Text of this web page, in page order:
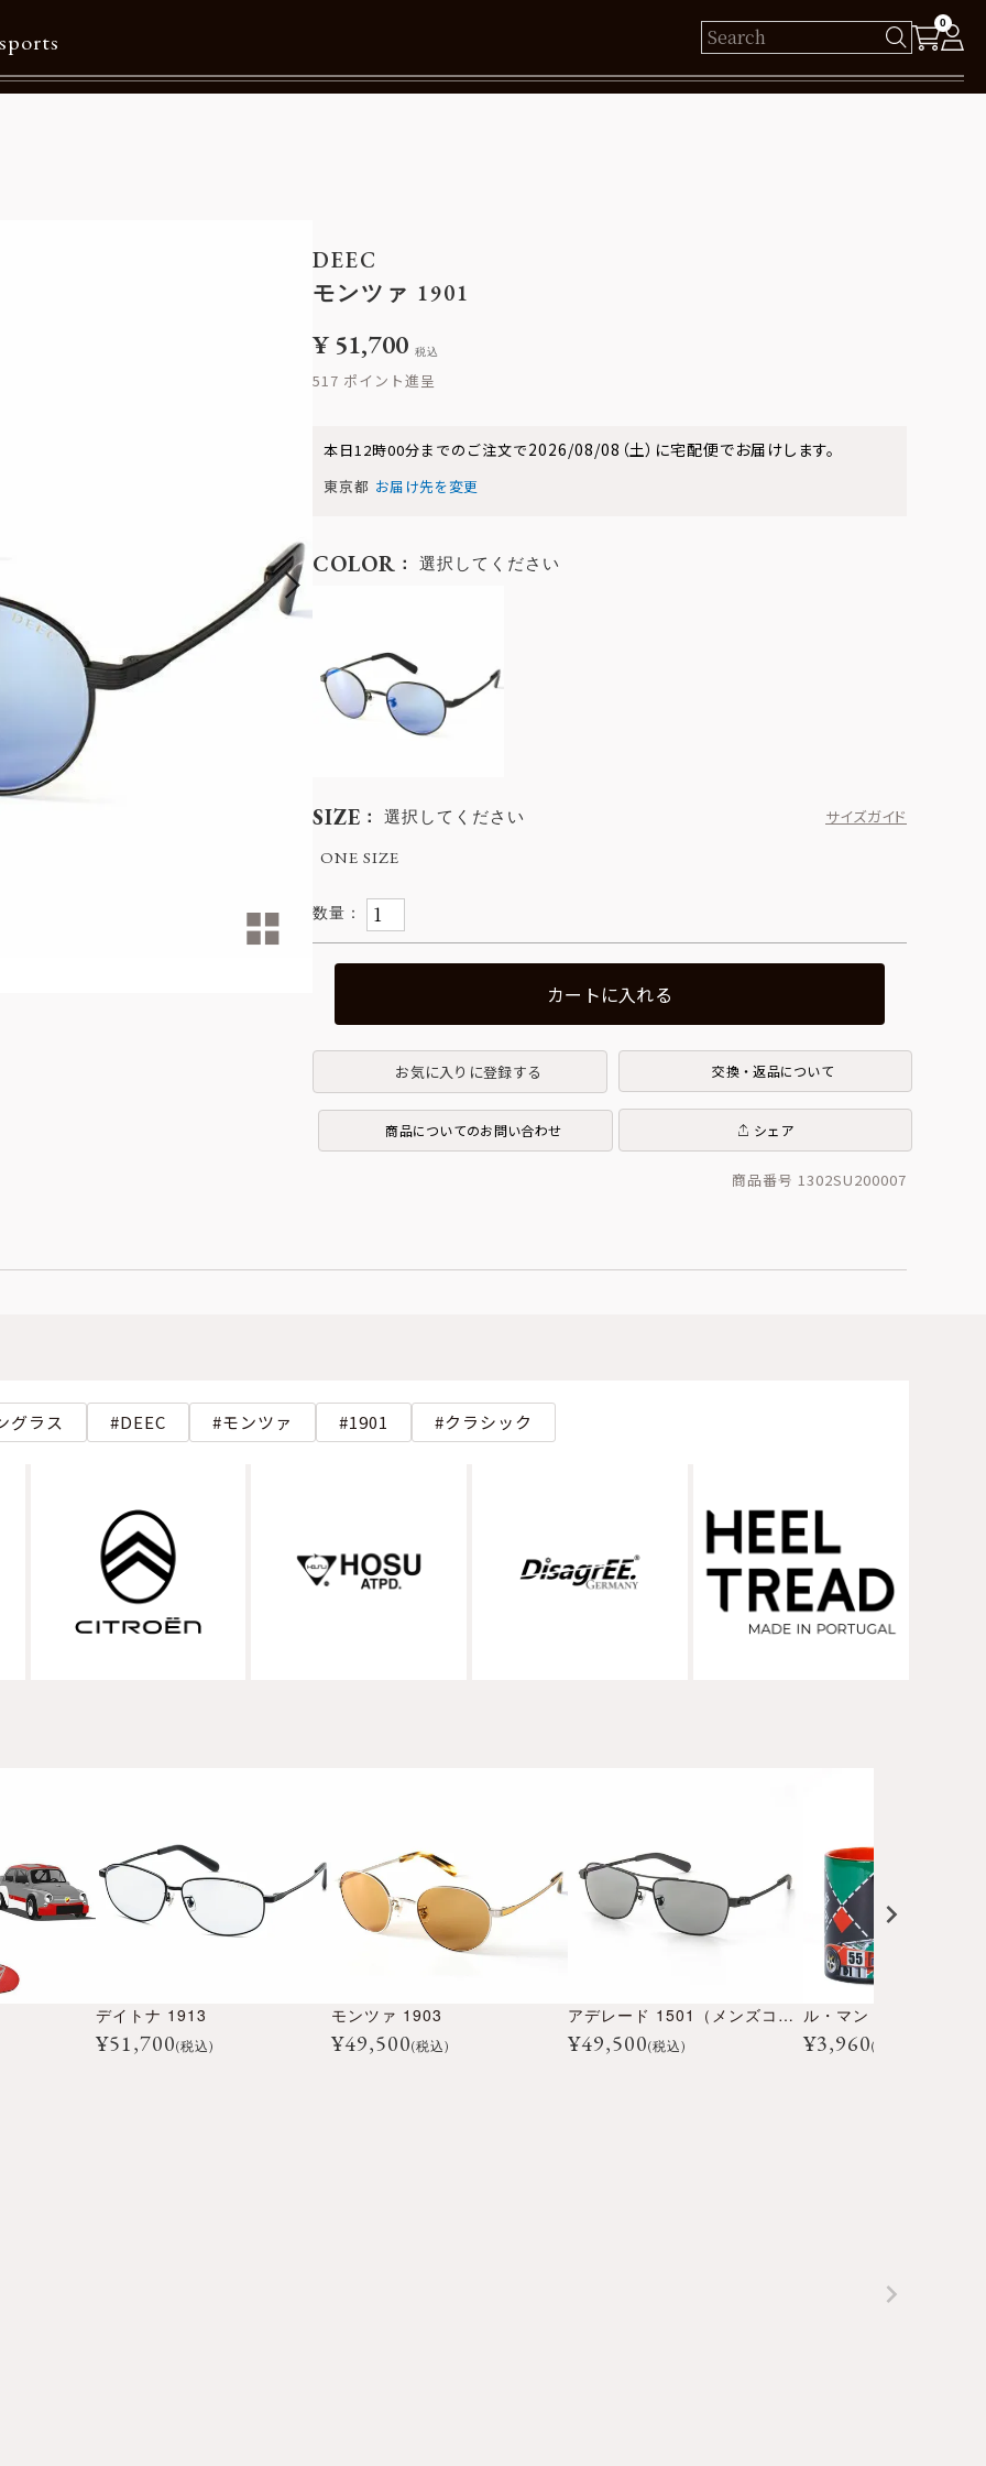
0
DEEC
モンツァ 1901
¥ 51,700 税込
517
本日12時00分までのご注文で2026/08/08（土） に宅配便でお届けします。
東京都 お届け先を変更
SIZE 選択してください
サイズガイド
ONE SIZE
COLOR 選択してください
カートに入れる
お気に入りに登録する 交換・返品について
商品についてのお問い合わせ シェア
商品番号 1302SU200007
グラス DEEC モンツァ 1901 クラシック
デイトナ 1913
¥51,700(税込)
モンツァ 1903
¥49,500(税込)
アデレード 1501（メンズコレクション）
¥49,500(税込) ¥3,960(税込)